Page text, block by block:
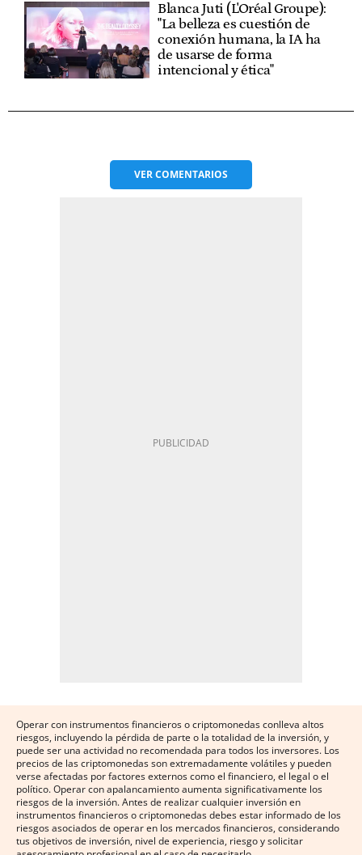
Blanca Juti (L'Oréal Groupe):
"La belleza es cuestión de
conexión humana, la IA ha
de usarse de forma
intencional y ética"
VERCOMENTARIOS
Operar con instrumentos financieros o criptomonedas conlleva altos
riesgos, incluyendo la pérdida de parte o la totalidad de la inversión, y
puede ser una actividad no recomendada para todos los inversores. Los
precios de las criptomonedas son extremadamente volátiles y pueden
verse afectadas por factores externos como el financiero, el legal o el
político. Operar con apalancamiento aumenta significativamente los
riesgos de la inversión. Antes de realizar cualquier inversión en
instrumentos financieros o criptomonedas debes estar informado de los
riesgos asociados de operar en los mercados financieros, considerando
tus objetivos de inversión, nivel de experiencia, riesgo y solicitar